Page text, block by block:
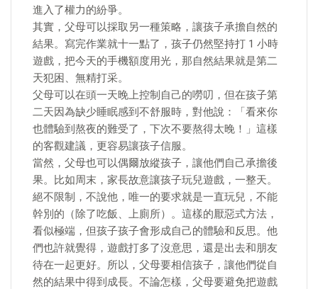
進入了權力的紛爭。
其實，父母可以採取另一種策略，讓孩子承擔自然的
結果。寫完作業就十一點了，孩子仍然堅持打 1 小時
遊戲，把今天的手機額度用光，那自然結果就是第二
天犯困、無精打采。
父母可以在頭一天晚上控制自己的嘮叨，但在孩子第
二天因為缺少睡眠感到不舒服時，對他說：「看來你
也體驗到熬夜的難受了，下次不要熬得太晚！」這樣
的客觀建議，更容易讓孩子信服。
當然，父母也可以偶爾放縱孩子，讓他們自己承擔後
果。比如周末，家長故意讓孩子玩兒遊戲，一整天。
絕不限制，不說他，唯一的要求就是一直玩兒，不能
幹別的（除了吃飯、上廁所）。這樣的厭惡式方法，
看似極端，但孩子孩子會形成自己的體驗和反思。他
們也許就覺得，遊戲打多了沒意思，還是出去和朋友
待在一起更好。所以，父母要相信孩子，讓他們從自
然的結果中得到成長。不論怎樣，父母要避免把遊戲